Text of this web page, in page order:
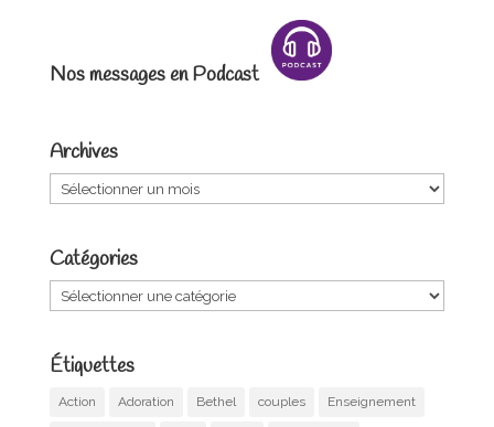
Nos messages en Podcast
Archives
Archives
Catégories
Catégories
Étiquettes
Action Adoration Bethel couples Enseignement